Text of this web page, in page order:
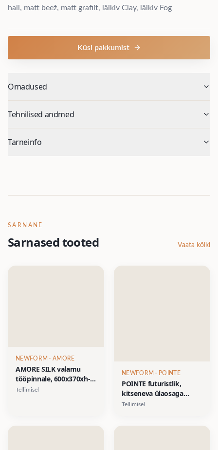
hall, matt beež, matt grafiit, läikiv Clay, läikiv Fog
Küsi pakkumist
Omadused
Tehnilised andmed
Tarneinfo
SARNANE
Sarnased tooted Vaata kõiki
NEWFORM · AMORE
AMORE SILK valamu
tööpinnale, 600x370xh-
195mm- Silkstone
Tellimisel
NEWFORM · POINTE
POINTE futuristlik,
kitseneva ülaosaga
vann, 1500x720xh-
Tellimisel